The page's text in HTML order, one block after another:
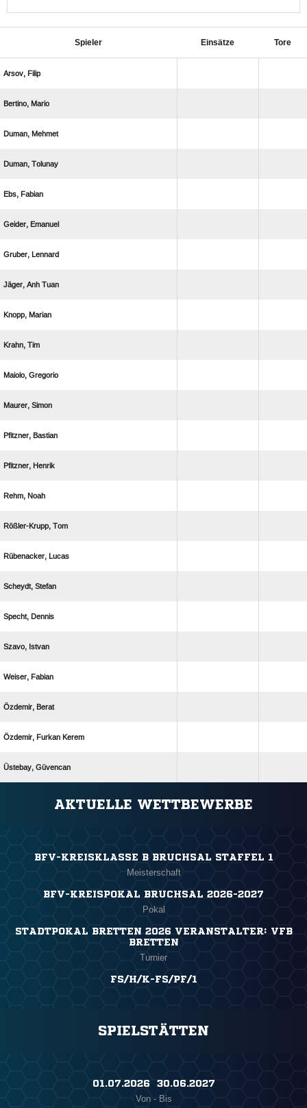
Spieler Einsätze Tore
 
 
 
 
 
 
 
  
 
 
 
 
 
 
 
 
 
 
 
 
 
 
  
 
AKTUELLE WETTBEWERBE
BFV-KREISKLASSE B BRUCHSAL STAFFEL 1
Meisterschaft
BFV-KREISPOKAL BRUCHSAL 2026-2027
Pokal
STADTPOKAL BRETTEN 2026 VERANSTALTER: VFB
BRETTEN
Turnier
FS/H/K-FS/PF/1
SPIELSTÄTTEN
01.07.2026 ​ 30.06.2027
Von - Bis